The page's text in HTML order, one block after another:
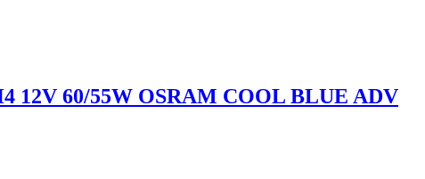
12V 60/55W OSRAM COOL BLUE ADV